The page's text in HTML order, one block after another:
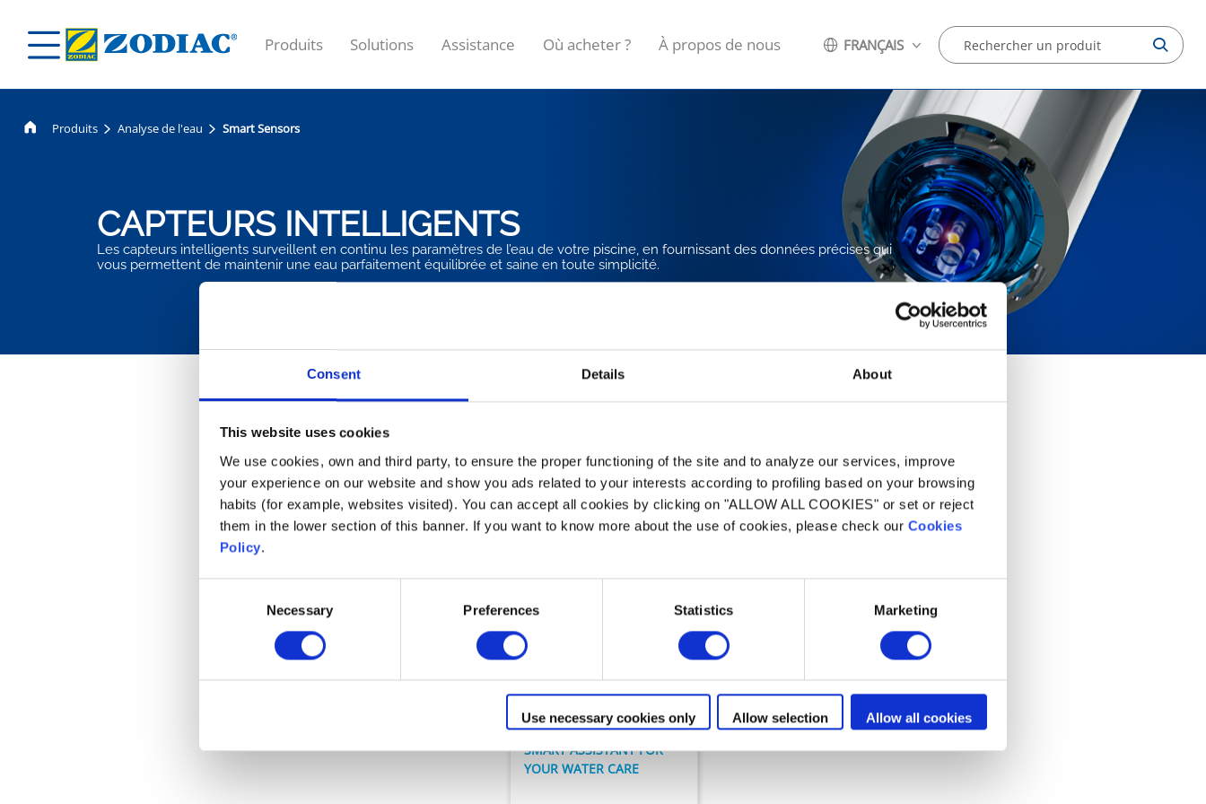
Consent Details About
This website uses cookies
We use cookies, own and third party, to ensure the proper functioning of the site and to analyze our services, improve
your experience on our website and show you ads related to your interests according to profiling based on your browsing
habits (for example, websites visited). You can accept all cookies by clicking on "ALLOW ALL COOKIES" or set or reject
them in the lower section of this banner. If you want to know more about the use of cookies, please check our Cookies
Policy.
Necessary Preferences Statistics Marketing
Use necessary cookies only Allow selection Allow all cookies
Produits Solutions Assistance Où acheter ? À propos de nous FRANÇAIS
Produits Analyse de l'eau Smart Sensors
CAPTEURS INTELLIGENTS
Les capteurs intelligents surveillent en continu les paramètres de l’eau de votre piscine, en fournissant des données précises qui
vous permettent de maintenir une eau parfaitement équilibrée et saine en toute simplicité.
Analyse de l'eau
Blue Connect
SMART ASSISTANT FOR
YOUR WATER CARE